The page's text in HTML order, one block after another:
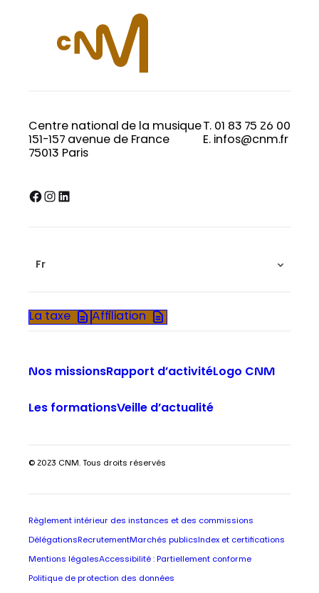
Centre national de la musique
151-157 avenue de France
75013 Paris
T. 01 83 75 26 00
E. infos@cnm.fr
Facebook InstagramLinkedIn
Fr
La taxe Affiliation
Nos missionsRapport d’activitéLogo CNM
Les formationsVeille d’actualité
© 2023 CNM. Tous droits réservés
Règlement intérieur des instances et des commissions
Délégations RecrutementMarchés publics Index et certifications
Mentions légalesAccessibilité : Partiellement conforme
Politique de protection des données